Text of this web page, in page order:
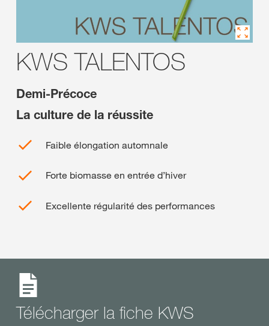
KWS TALENTOS
Demi-Précoce
La culture de la réussite
Faible élongation automnale
Forte biomasse en entrée d’hiver
Excellente régularité des performances
Télécharger la fiche KWS